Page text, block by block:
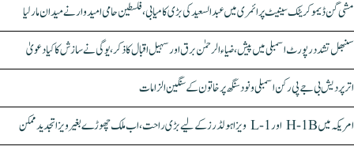
مشی گن ڈیموکریٹک سینیٹ پرائمری میں عبدالسعید کی بڑی کامیابی، فلسطین حامی امیدوار نے میدان مار لیا
سنبھل تشدد رپورٹ اسمبلی میں پیش، ضیاء الرحمٰن برق اور سہیل اقبال کا ذکر، یوگی نے سازش کا کیا دعویٰ
اتر پردیش بی جے پی رکن اسمبلی ونود سنگھ پر خاتون کے سنگین الزامات
امریکہ میں H-1B اور L-1 ویزا ہولڈرز کے لیے بڑی راحت، اب ملک چھوڑے بغیر ویزا تجدید ممکن